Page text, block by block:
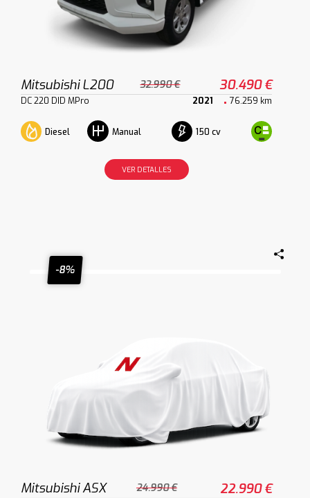
Mitsubishi L200 32.990 € 30.490 €
DC 220 DID MPro 2021 76.259 km
Diesel Manual 150 cv
VER DETALLES
-8%
Mitsubishi ASX 24.990 € 22.990 €